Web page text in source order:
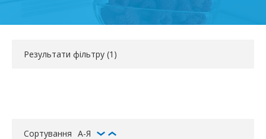
Результати фільтру (1 )
Сортування А-Я